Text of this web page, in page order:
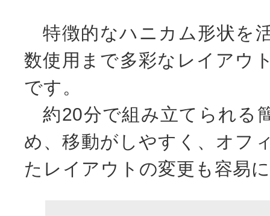
特徴的なハニカム形状を
数使用まで多彩なレイアウ
です。
約20分で組み立てられる
め、移動がしやすく、オフ
たレイアウトの変更も容易